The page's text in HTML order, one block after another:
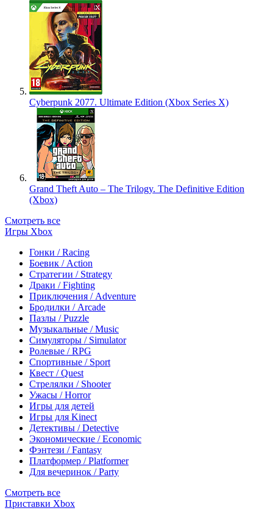
Cyberpunk 2077. Ultimate Edition (Xbox Series X)
Grand Theft Auto – The Trilogy. The Definitive Edition
(Xbox)
Смотреть все
Игры Xbox
Гонки / Racing
Боевик / Action
Стратегии / Strategy
Драки / Fighting
Приключения / Adventure
Бродилки / Arcade
Пазлы / Puzzle
Музыкальные / Music
Симуляторы / Simulator
Ролевые / RPG
Спортивные / Sport
Квест / Quest
Стрелялки / Shooter
Ужасы / Horror
Игры для детей
Игры для Kinect
Детективы / Detective
Экономические / Economic
Фэнтези / Fantasy
Платформер / Platformer
Для вечеринок / Party
Смотреть все
Приставки Xbox